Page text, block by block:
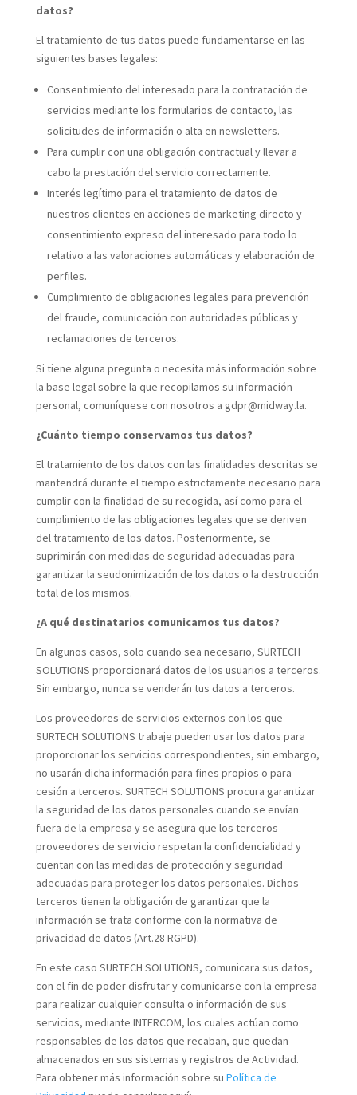
datos?
El tratamiento de tus datos puede fundamentarse en las
siguientes bases legales:
Consentimiento del interesado para la contratación de
servicios mediante los formularios de contacto, las
solicitudes de información o alta en newsletters.
Para cumplir con una obligación contractual y llevar a
cabo la prestación del servicio correctamente.
Interés legítimo para el tratamiento de datos de
nuestros clientes en acciones de marketing directo y
consentimiento expreso del interesado para todo lo
relativo a las valoraciones automáticas y elaboración de
perfiles.
Cumplimiento de obligaciones legales para prevención
del fraude, comunicación con autoridades públicas y
reclamaciones de terceros.
Si tiene alguna pregunta o necesita más información sobre
la base legal sobre la que recopilamos su información
personal, comuníquese con nosotros a gdpr@midway.la.
¿Cuánto tiempo conservamos tus datos?
El tratamiento de los datos con las finalidades descritas se
mantendrá durante el tiempo estrictamente necesario para
cumplir con la finalidad de su recogida, así como para el
cumplimiento de las obligaciones legales que se deriven
del tratamiento de los datos. Posteriormente, se
suprimirán con medidas de seguridad adecuadas para
garantizar la seudonimización de los datos o la destrucción
total de los mismos.
¿A qué destinatarios comunicamos tus datos?
En algunos casos, solo cuando sea necesario, SURTECH
SOLUTIONS proporcionará datos de los usuarios a terceros.
Sin embargo, nunca se venderán tus datos a terceros.
Los proveedores de servicios externos con los que
SURTECH SOLUTIONS trabaje pueden usar los datos para
proporcionar los servicios correspondientes, sin embargo,
no usarán dicha información para fines propios o para
cesión a terceros. SURTECH SOLUTIONS procura garantizar
la seguridad de los datos personales cuando se envían
fuera de la empresa y se asegura que los terceros
proveedores de servicio respetan la confidencialidad y
cuentan con las medidas de protección y seguridad
adecuadas para proteger los datos personales. Dichos
terceros tienen la obligación de garantizar que la
información se trata conforme con la normativa de
privacidad de datos (Art.28 RGPD).
En este caso SURTECH SOLUTIONS, comunicara sus datos,
con el fin de poder disfrutar y comunicarse con la empresa
para realizar cualquier consulta o información de sus
servicios, mediante INTERCOM, los cuales actúan como
responsables de los datos que recaban, que quedan
almacenados en sus sistemas y registros de Actividad.
Para obtener más información sobre su Política de